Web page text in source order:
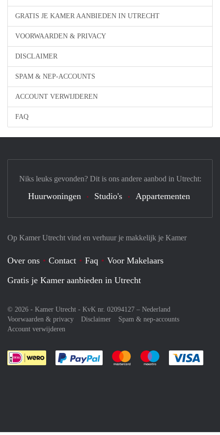
GRATIS JE KAMER AANBIEDEN IN UTRECHT
VOORWAARDEN & PRIVACY
DISCLAIMER
SPAM & NEP-ACCOUNTS
ACCOUNT VERWIJDEREN
FAQ
Op Kamer Utrecht vind en verhuur je makkelijk je Kamer
Over ons Contact Faq
Voor Makelaars
Gratis je Kamer aanbieden in Utrecht
© 2026 - Kamer Utrecht - KvK nr. 02094127 – Nederland
Voorwaarden & privacy
Disclaimer
Spam & nep-accounts
Account verwijderen
Je rekent gemakkelijk af met Paypal
Je rekent gemakkelijk af met
Je rekent
Niks leuks gevonden? Dit is ons andere aanbod in Utrecht:
Huurwoningen Studio's Appartementen